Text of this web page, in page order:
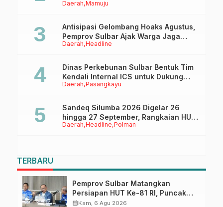
Daerah Mamuju
Lapangan Ahmad Kirang
Daerah Headline
Antisipasi Gelombang Hoaks Agustus,
Pemprov Sulbar Ajak Warga Jaga
Ruang Digital
Daerah Pasangkayu
Dinas Perkebunan Sulbar Bentuk Tim
Kendali Internal ICS untuk Dukung
Sertifikasi ISPO Pekebun di
Daerah Headline Polman
Sandeq Silumba 2026 Digelar 26
hingga 27 September, Rangkaian HUT
Sulbar
TERBARU
Pemprov Sulbar Matangkan
Persiapan HUT Ke-81 RI, Puncak
Upacara di Lapangan Ahmad
calendar_monthKam, 6 Agu 2026